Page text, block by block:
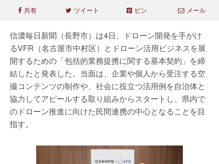
共有 ツイート ピン メール
信濃毎日新聞（長野市）は4日、ドローン開発を⼿がけ
るVFR（名古屋市中村区）とドローン活用ビジネスを展
開するための「包括的業務提携に関する基本契約」を締
結したと発表した。当面は、企業や個人から受注する空
撮コンテンツの制作や、社会に役立つ活用例を自治体と
協力してアピールする取り組みからスタートし、県内で
のドローン推進に向けた民間連携の中心となることを目
指す。